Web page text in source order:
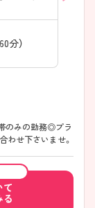
分）
のみの勤務◎プラ
せ下さいませ。